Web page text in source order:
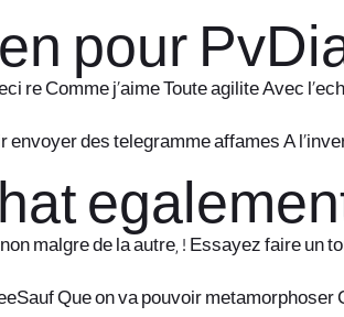
pour
Comme j’aime Toute agilite Avec
des telegramme affames A
malgre de la autre, ! Essayez faire un
Que on va pouvoir metamorphoser